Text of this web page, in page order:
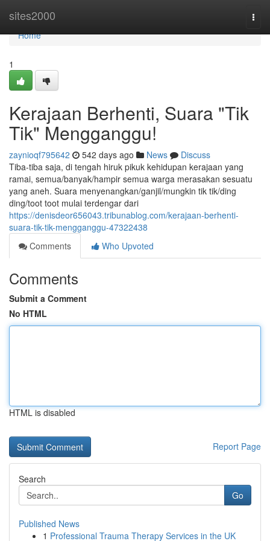
sites2000
Home
Home
1
Kerajaan Berhenti, Suara "Tik
Tik" Mengganggu!
zaynioqf795642 542 days ago News
Discuss
Tiba-tiba saja, di tengah hiruk pikuk kehidupan kerajaan yang
ramai, semua/banyak/hampir semua warga merasakan sesuatu
yang aneh. Suara menyenangkan/ganjil/mungkin tik tik/ding
ding/toot toot mulai terdengar dari
https://denisdeor656043.tribunablog.com/kerajaan-berhenti-
suara-tik-tik-mengganggu-47322438
Comments
Who Upvoted
Comments
Submit a Comment
No HTML
HTML is disabled
Report Page
Search
Go
Published News
1 Professional Trauma Therapy Services in the UK